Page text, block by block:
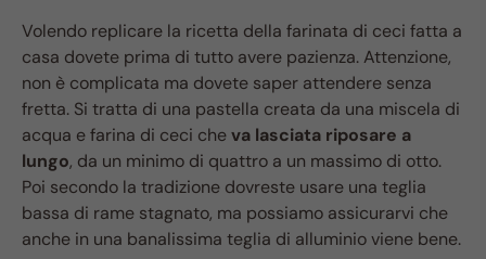
Volendo replicare la ricetta della farinata di ceci fatta a
casa dovete prima di tutto avere pazienza. Attenzione,
non è complicata ma dovete saper attendere senza
fretta. Si tratta di una pastella creata da una miscela di
acqua e farina di ceci cheva lasciata riposare a
lungo, da un minimo di quattro a un massimo di otto.
Poi secondo la tradizione dovreste usare una teglia
bassa di rame stagnato, ma possiamo assicurarvi che
anche in una banalissima teglia di alluminio viene bene.